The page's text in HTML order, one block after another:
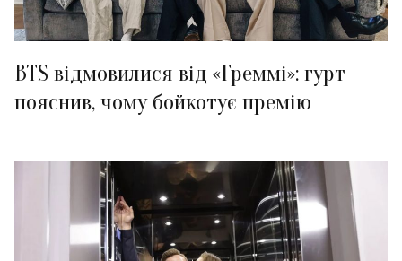
BTS відмовилися від «Греммі»: гурт
пояснив, чому бойкотує премію